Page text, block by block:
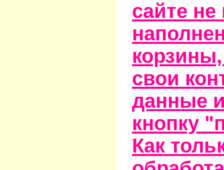
сайте
свои
данные
кнопку
Как